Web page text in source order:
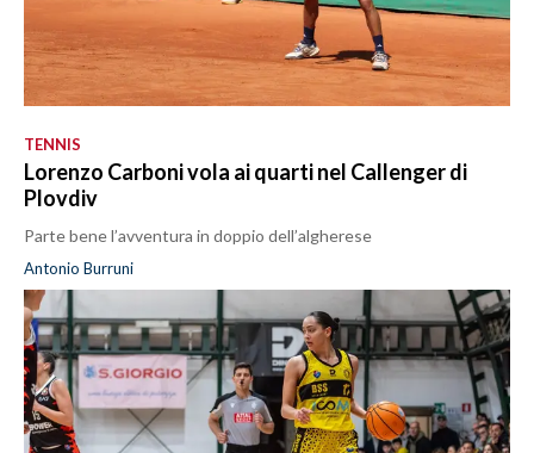
TENNIS
Lorenzo Carboni vola ai quarti nel Callenger di
Plovdiv
Parte bene l’avventura in doppio dell’algherese
Antonio Burruni